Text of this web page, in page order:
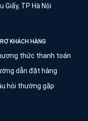
Giấy, TP Hà Nội
KHÁCH HÀNG
thức thanh toán
dẫn đặt hàng
hỏi thường gặp